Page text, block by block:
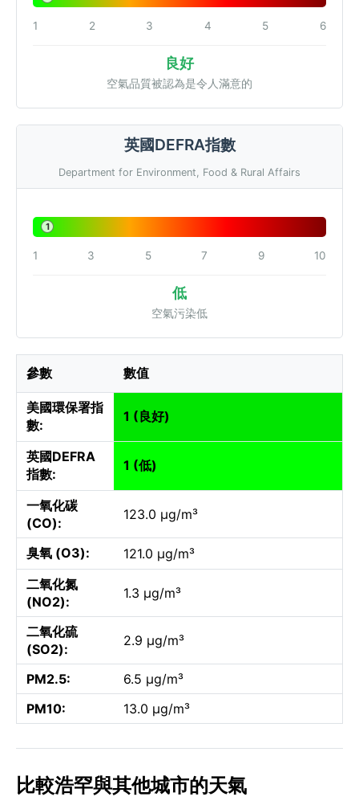
1 2 3 4 5 6
良好
空氣品質被認為是令人滿意的
英國DEFRA指數
Department for Environment, Food & Rural Affairs
1
1 3 5 7 9 10
低
空氣污染低
參數 數值
美國環保署指
數:
1 (良好)
英國DEFRA
指數:
1 (低)
一氧化碳
(CO):
123.0 µg/m³
臭氧 (O3):
121.0 µg/m³
二氧化氮
(NO2):
1.3 µg/m³
二氧化硫
(SO2):
2.9 µg/m³
PM2.5:
6.5 µg/m³
PM10:
13.0 µg/m³
比較浩罕與其他城市的天氣